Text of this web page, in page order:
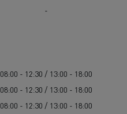
-
08:00 - 12:30 / 13:00 - 18:00
08:00 - 12:30 / 13:00 - 18:00
08:00 - 12:30 / 13:00 - 18:00